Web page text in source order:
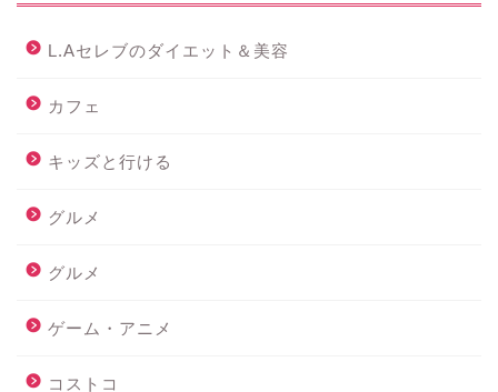
L.Aセレブのダイエット＆美容
カフェ
キッズと行ける
グルメ
グルメ
ゲーム・アニメ
コストコ